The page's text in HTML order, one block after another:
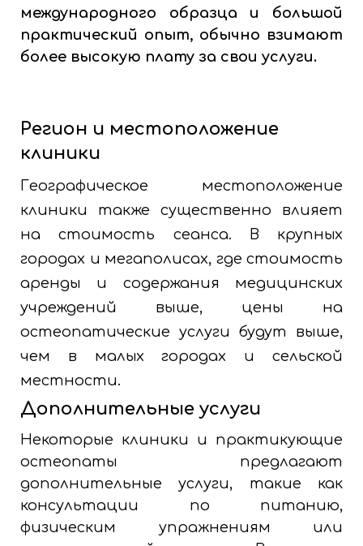
международного образца и большой
практический опыт, обычно взимают
более высокую плату за свои услуги.
Регион и местоположение
клиники
Географическое местоположение
клиники также существенно влияет
на стоимость сеанса. В крупных
городах и мегаполисах, где стоимость
аренды и содержания медицинских
учреждений выше, цены на
остеопатические услуги будут выше,
чем в малых городах и сельской
местности.
Дополнительные услуги
Некоторые клиники и практикующие
остеопаты предлагают
дополнительные услуги, такие как
консультации по питанию,
физическим упражнениям или